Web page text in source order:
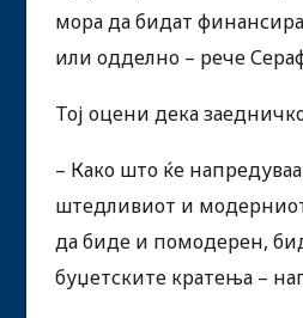
мора да бидат
или одделно – рече
Тој оцени дека
– Како што ќе
штедливиот и
да биде и помодерен,
буџетските кратења –